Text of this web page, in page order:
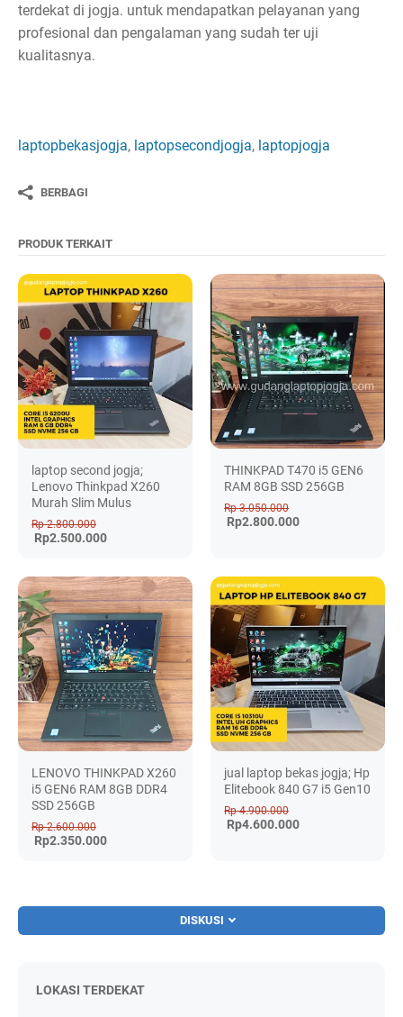
terdekat di jogja. untuk mendapatkan pelayanan yang
profesional dan pengalaman yang sudah ter uji
kualitasnya.
laptopbekasjogja, laptopsecondjogja, laptopjogja
BERBAGI
PRODUK TERKAIT
laptop second jogja;
Lenovo Thinkpad X260
Murah Slim Mulus
Rp 2.800.000
Rp2.500.000
THINKPAD T470 i5 GEN6
RAM 8GB SSD 256GB
Rp 3.050.000
Rp2.800.000
LENOVO THINKPAD X260
i5 GEN6 RAM 8GB DDR4
SSD 256GB
Rp 2.600.000
Rp2.350.000
jual laptop bekas jogja; Hp
Elitebook 840 G7 i5 Gen10
Rp 4.900.000
Rp4.600.000
DISKUSI
LOKASI TERDEKAT